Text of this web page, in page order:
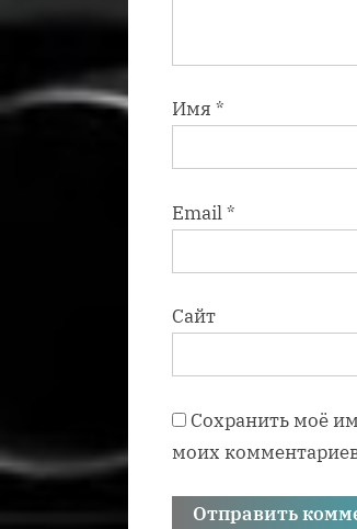
Имя *
Email*
Сайт
Сохранить моё
моих